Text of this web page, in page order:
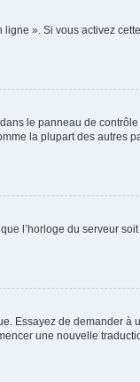
». Si vous activez
le panneau de
la plupart des autres
l’horloge du serveur
Essayez de demander à
une nouvelle